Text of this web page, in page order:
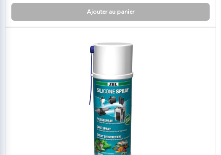
Ajouter au panier